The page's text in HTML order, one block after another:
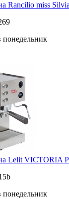
Rancilio miss
понедельник
Lelit VICTORIA
понедельник